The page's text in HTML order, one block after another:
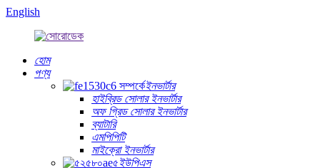
English
হোম
পণ্য
ইনভার্টার
হাইব্রিড সোলার ইনভার্টার
অফ গ্রিড সোলার ইনভার্টার
ব্যাটারি
এমপিপিটি
মাইক্রো ইনভার্টার
ইউপিএস